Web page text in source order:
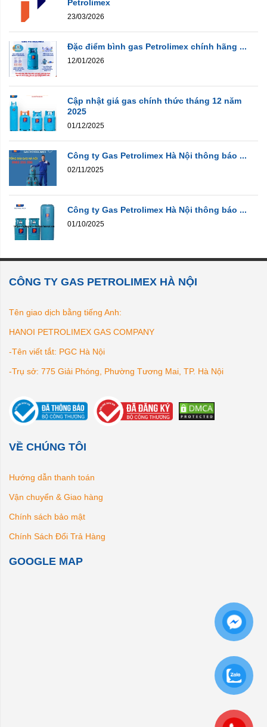
Petrolimex
23/03/2026
Đặc điểm bình gas Petrolimex chính hãng ...
12/01/2026
Cập nhật giá gas chính thức tháng 12 năm
2025
01/12/2025
Công ty Gas Petrolimex Hà Nội thông báo ...
02/11/2025
Công ty Gas Petrolimex Hà Nội thông báo ...
01/10/2025
CÔNG TY GAS PETROLIMEX HÀ NỘI
Tên giao dịch bằng tiếng Anh:
HANOI PETROLIMEX GAS COMPANY
-Tên viết tắt: PGC Hà Nội
-Trụ sở: 775 Giải Phóng, Phường Tương Mai, TP. Hà Nội
VỀ CHÚNG TÔI
Hướng dẫn thanh toán
Vận chuyển & Giao hàng
Chính sách bảo mật
Chính Sách Đổi Trả Hàng
GOOGLE MAP